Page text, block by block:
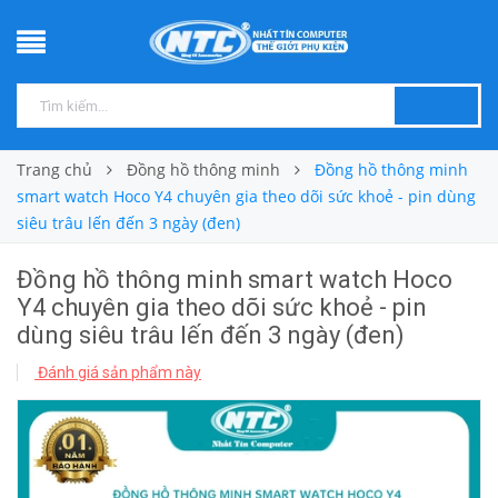
Trang chủ Đồng hồ thông minh
Đồng hồ thông minh
smart watch Hoco Y4 chuyên gia theo dõi sức khoẻ - pin dùng
siêu trâu lến đến 3 ngày (đen)
Đồng hồ thông minh smart watch Hoco
Y4 chuyên gia theo dõi sức khoẻ - pin
dùng siêu trâu lến đến 3 ngày (đen)
Đánh giá sản phẩm này